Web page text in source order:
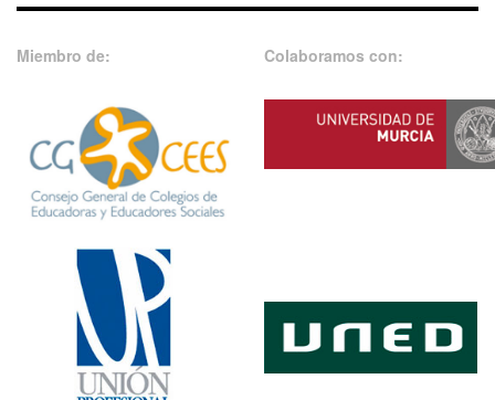
Miembro de: Colaboramos con: